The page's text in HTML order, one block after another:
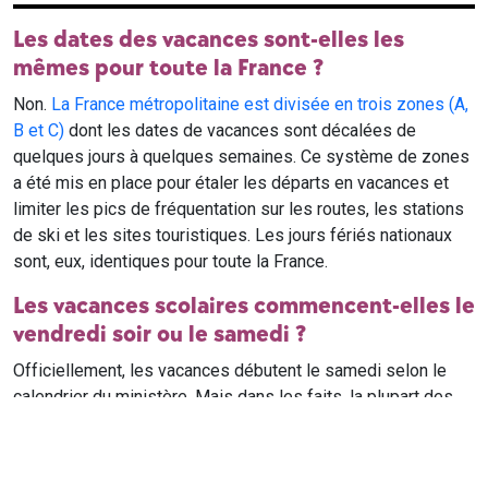
Les dates des vacances sont-elles les
mêmes pour toute la France ?
Non. La France métropolitaine est divisée en trois zones (A,
B et C) dont les dates de vacances sont décalées de
quelques jours à quelques semaines. Ce système de zones
a été mis en place pour étaler les départs en vacances et
limiter les pics de fréquentation sur les routes, les stations
de ski et les sites touristiques. Les jours fériés nationaux
sont, eux, identiques pour toute la France.
Les vacances scolaires commencent-elles le
vendredi soir ou le samedi ?
Officiellement, les vacances débutent le samedi selon le
calendrier du ministère. Mais dans les faits, la plupart des